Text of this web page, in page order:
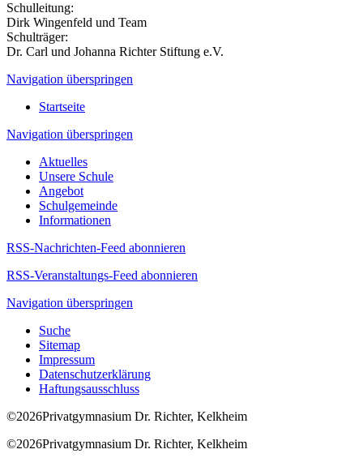
Schulleitung:
Dirk Wingenfeld und Team
Schulträger:
Dr. Carl und Johanna Richter Stiftung e.V.
Navigation überspringen
Startseite
Navigation überspringen
Aktuelles
Unsere Schule
Angebot
Schulgemeinde
Informationen
RSS-Nachrichten-Feed abonnieren
RSS-Veranstaltungs-Feed abonnieren
Navigation überspringen
Suche
Sitemap
Impressum
Datenschutzerklärung
Haftungsausschluss
©2026Privatgymnasium Dr. Richter, Kelkheim
©2026Privatgymnasium Dr. Richter, Kelkheim